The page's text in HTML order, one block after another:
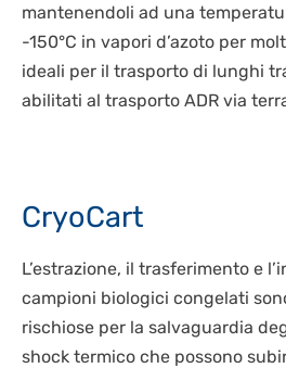
mantenendoli ad una
-150°C in vapori d’azoto per
ideali per il trasporto di lunghi
abilitati al trasporto ADR via
CryoCart
L’estrazione, il trasferimento e
campioni biologici congelati
rischiose per la salvaguardia
shock termico che possono